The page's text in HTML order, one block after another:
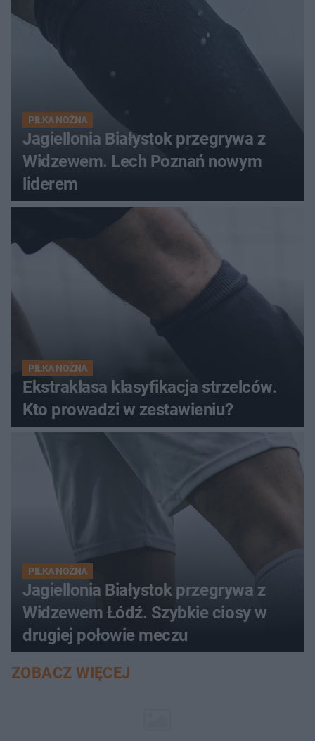
PIŁKA NOŻNA
Jagiellonia Białystok przegrywa z
Widzewem. Lech Poznań nowym
liderem
PIŁKA NOŻNA
Ekstraklasa klasyfikacja strzelców.
Kto prowadzi w zestawieniu?
PIŁKA NOŻNA
Jagiellonia Białystok przegrywa z
Widzewem Łódź. Szybkie ciosy w
drugiej połowie meczu
ZOBACZ WIĘCEJ